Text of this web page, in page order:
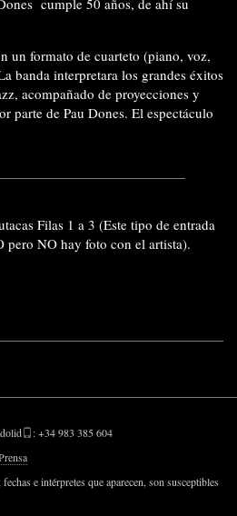
un formato de cuarteto (piano, voz,
banda interpretara los grandes éxitos
acompañado de proyecciones y
parte de Pau Dones. El espectáculo
Filas 1 a 3 (Este tipo de entrada
pero NO hay foto con el artista).
: +34 983 385 604
e intérpretes que aparecen, son susceptibles